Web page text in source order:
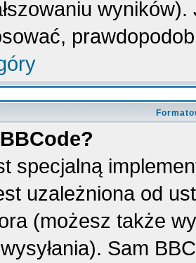
specjalną
uzależniona od
(możesz także
Sam